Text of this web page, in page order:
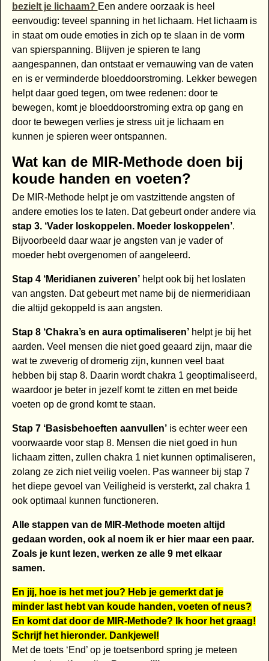
bezielt je lichaam? Een andere oorzaak is heel
eenvoudig: teveel spanning in het lichaam. Het lichaam is
in staat om oude emoties in zich op te slaan in de vorm
van spierspanning. Blijven je spieren te lang
aangespannen, dan ontstaat er vernauwing van de vaten
en is er verminderde bloeddoorstroming. Lekker bewegen
helpt daar goed tegen, om twee redenen: door te
bewegen, komt je bloeddoorstroming extra op gang en
door te bewegen verlies je stress uit je lichaam en
kunnen je spieren weer ontspannen.
Wat kan de MIR-Methode doen bij
koude handen en voeten?
De MIR-Methode helpt je om vastzittende angsten of
andere emoties los te laten. Dat gebeurt onder andere via
stap 3. ‘Vader loskoppelen. Moeder loskoppelen’.
Bijvoorbeeld daar waar je angsten van je vader of
moeder hebt overgenomen of aangeleerd.
Stap 4 ‘Meridianen zuiveren’helpt ook bij het loslaten
van angsten. Dat gebeurt met name bij de niermeridiaan
die altijd gekoppeld is aan angsten.
Stap 8 ‘Chakra’s en aura optimaliseren’helpt je bij het
aarden. Veel mensen die niet goed geaard zijn, maar die
wat te zweverig of dromerig zijn, kunnen veel baat
hebben bij stap 8. Daarin wordt chakra 1 geoptimaliseerd,
waardoor je beter in jezelf komt te zitten en met beide
voeten op de grond komt te staan.
Stap 7 ‘Basisbehoeften aanvullen’is echter weer een
voorwaarde voor stap 8. Mensen die niet goed in hun
lichaam zitten, zullen chakra 1 niet kunnen optimaliseren,
zolang ze zich niet veilig voelen. Pas wanneer bij stap 7
het diepe gevoel van Veiligheid is versterkt, zal chakra 1
ook optimaal kunnen functioneren.
Alle stappen van de MIR-Methode moeten altijd
gedaan worden, ook al noem ik er hier maar een paar.
Zoals je kunt lezen, werken ze alle 9 met elkaar
samen.
En jij, hoe is het met jou? Heb je gemerkt dat je
minder last hebt van koude handen, voeten of neus?
En komt dat door de MIR-Methode? Ik hoor het graag!
Schrijf het hieronder. Dankjewel!
Met de toets ‘End’ op je toetsenbord spring je meteen